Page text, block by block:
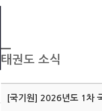
태권도 소식
[국기원] 2026년도 1차